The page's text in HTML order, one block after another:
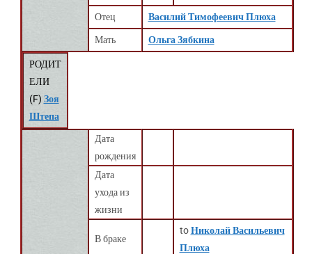
Отец Василий Тимофеевич Плюха
Мать Ольга Зябкина
РОДИТ
ЕЛИ
(F) Зоя
Штепа
Дата
рождения
Дата
ухода из
жизни
В браке
toНиколай Васильевич
Плюха